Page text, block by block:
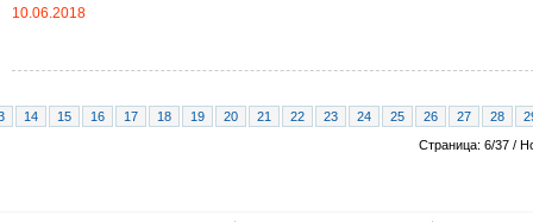
10.06.2018
14 15 16 17 18 19 20 21 22 23 24 25 26 27 28
Страница: 6/37 /